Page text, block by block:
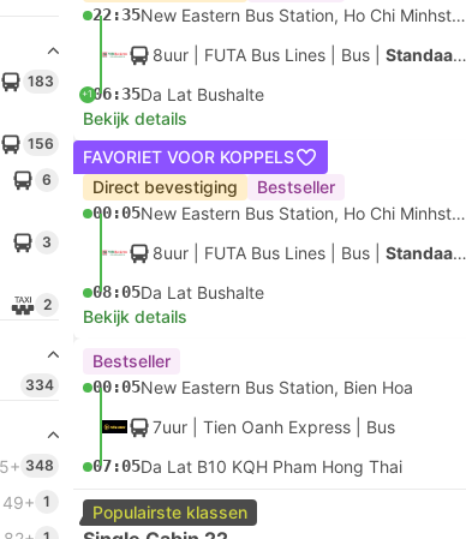
183
156
6
3
2
334
348
49+ 1
22:35
New Eastern Bus Station, Ho Chi Minhstad
8uur | FUTA Bus Lines Bus Standaard AC
+106:35Da Lat Bushalte
Bekijk details
FAVORIET VOOR KOPPELS
Direct bevestiging
Bestseller
00:05
New Eastern Bus Station, Ho Chi Minhstad
8uur | FUTA Bus Lines Bus Standaard AC
08:05Da Lat Bushalte
Bekijk details
Bestseller
00:05New Eastern Bus Station, Bien Hoa
7uur | Tien Oanh Express Bus
07:05Da Lat B10 KQH Pham Hong Thai
Populairste klassen